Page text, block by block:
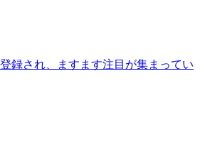
録され、ますます注目が集まってい